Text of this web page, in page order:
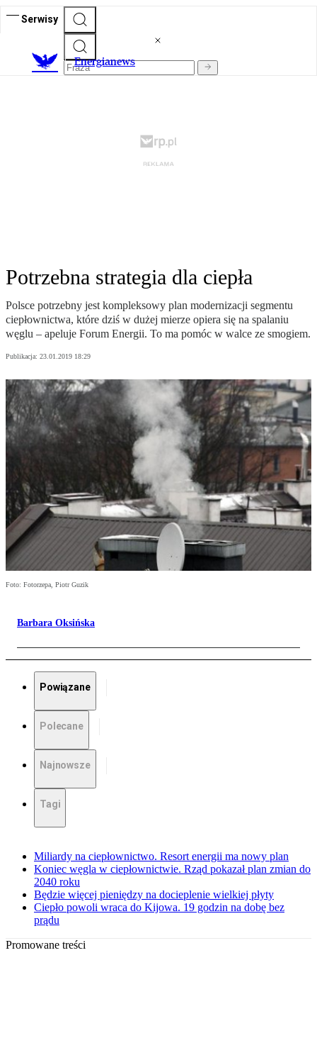
Serwisy
Energianews
Potrzebna strategia dla ciepła
Polsce potrzebny jest kompleksowy plan modernizacji segmentu
ciepłownictwa, które dziś w dużej mierze opiera się na spalaniu
węglu – apeluje Forum Energii. To ma pomóc w walce ze smogiem.
Publikacja: 23.01.2019 18:29
Foto: Fotorzepa, Piotr Guzik
Barbara Oksińska
Powiązane
Polecane
Najnowsze
Tagi
Miliardy na ciepłownictwo. Resort energii ma nowy plan
Koniec węgla w ciepłownictwie. Rząd pokazał plan zmian do
2040 roku
Będzie więcej pieniędzy na docieplenie wielkiej płyty
Ciepło powoli wraca do Kijowa. 19 godzin na dobę bez
prądu
Promowane treści